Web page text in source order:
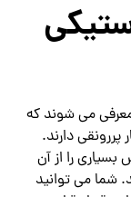
معرفی می شوند که
پررونقی دارند.
بسیاری را از آن
شما می توانید